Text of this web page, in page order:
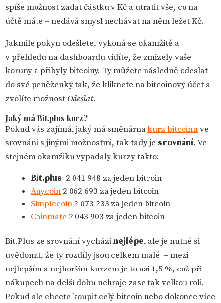
spíše možnost zadat částku v Kč a utratit vše, co na
účtě máte – nedává smysl nechávat na něm ležet Kč.
Jakmile pokyn odešlete, vykoná se okamžitě a
v přehledu na dashboardu vidíte, že zmizely vaše
koruny a přibyly bitcoiny. Ty můžete následně odeslat
do své peněženky tak, že kliknete na bitcoinový účet a
zvolíte možnost Odeslat.
Jaký má Bit.plus kurz?
Pokud vás zajímá, jaký má směnárnakurz bitcoinuve
srovnání s jinými možnostmi, tak tady je srovnání. Ve
stejném okamžiku vypadaly kurzy takto:
Bit.plus 2 041 948 za jeden bitcoin
Anycoin 2 062 693 za jeden bitcoin
Simplecoin 2 073 233 za jeden bitcoin
Coinmate 2 043 903 za jeden bitcoin
Bit.Plus ze srovnání vycházínejlépe, ale je nutné si
uvědomit, že ty rozdíly jsou celkem malé – mezi
nejlepším a nejhorším kurzem je to asi 1,5 %, což při
nákupech na delší dobu nehraje zase tak velkou roli.
Pokud ale chcete koupit celý bitcoin nebo dokonce více